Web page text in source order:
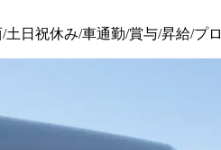
土日祝休み/車通勤/賞与/昇給/プロ